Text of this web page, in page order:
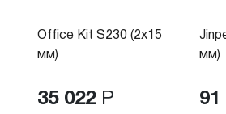
Office Kit S230 (2x15
мм)
35 022 Р
мм)
91